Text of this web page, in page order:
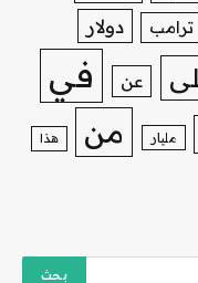
ترامب دولار
عن في
مليار من هذا